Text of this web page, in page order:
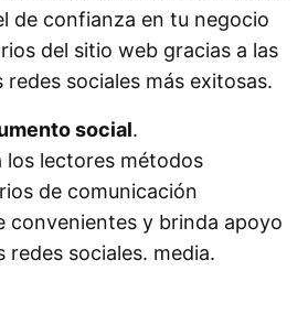
de confianza en tu negocio
del sitio web gracias a las
redes sociales más exitosas.
social.
los lectores métodos
de comunicación
convenientes y brinda apoyo
redes sociales. media.